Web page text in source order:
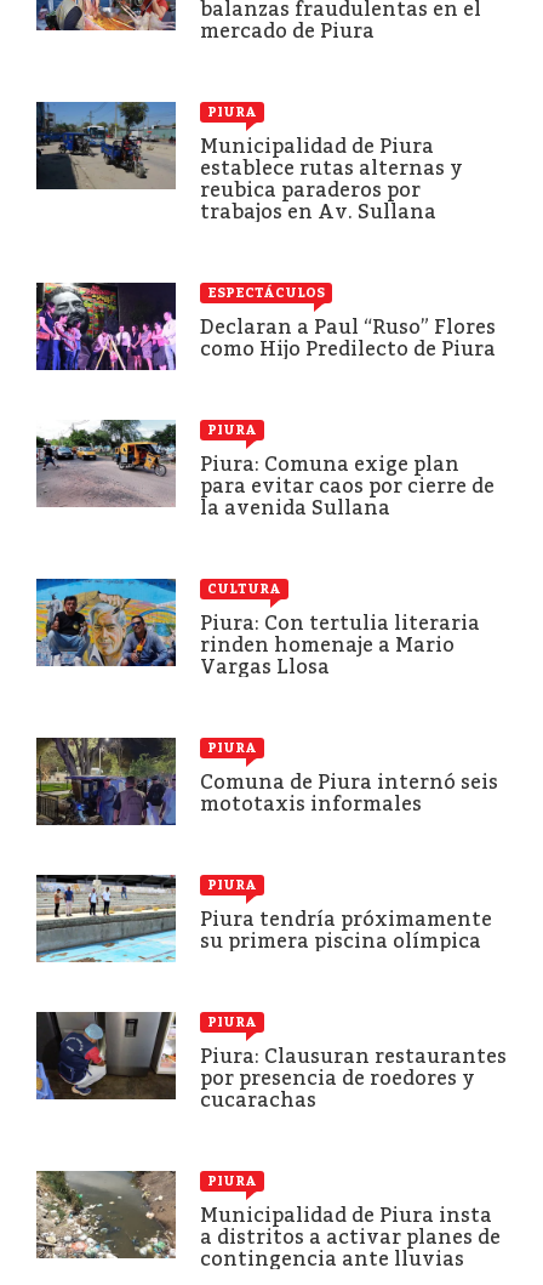
balanzas fraudulentas en el
mercado de Piura
PIURA
Municipalidad de Piura
establece rutas alternas y
reubica paraderos por
trabajos en Av. Sullana
ESPECTÁCULOS
Declaran a Paul “Ruso” Flores
como Hijo Predilecto de Piura
PIURA
Piura: Comuna exige plan
para evitar caos por cierre de
la avenida Sullana
CULTURA
Piura: Con tertulia literaria
rinden homenaje a Mario
Vargas Llosa
PIURA
Comuna de Piura internó seis
mototaxis informales
PIURA
Piura tendría próximamente
su primera piscina olímpica
PIURA
Piura: Clausuran restaurantes
por presencia de roedores y
cucarachas
PIURA
Municipalidad de Piura insta
a distritos a activar planes de
contingencia ante lluvias